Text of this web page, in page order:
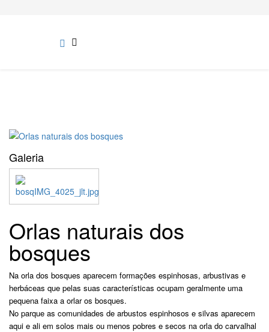
Galeria
Orlas naturais dos
bosques
Na orla dos bosques aparecem formações espinhosas, arbustivas e
herbáceas que pelas suas características ocupam geralmente uma
pequena faixa a orlar os bosques.
No parque as comunidades de arbustos espinhosos e silvas aparecem
aqui e ali em solos mais ou menos pobres e secos na orla do carvalhal